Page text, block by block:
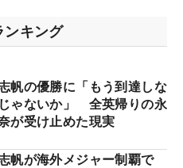
ンキング
帆の優勝に「もう到達しな
ゃないか」 全英帰りの永
が受け止めた現実
帆が海外メジャー制覇で